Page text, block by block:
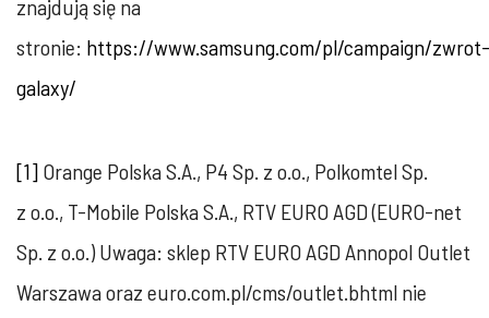
znajdują się na
stronie: https://www.samsung.com/pl/campaign/zwrot-
galaxy/
[1] Orange Polska S.A., P4 Sp. z o.o., Polkomtel Sp.
z o.o., T-Mobile Polska S.A., RTV EURO AGD (EURO-net
Sp. z o.o.) Uwaga: sklep RTV EURO AGD Annopol Outlet
Warszawa oraz euro.com.pl/cms/outlet.bhtml nie